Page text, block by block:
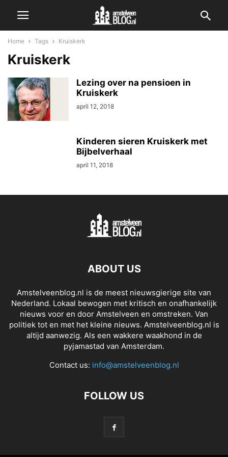
Home Tags Kruiskerk
Kruiskerk
Lezing over na pensioen in
Kruiskerk
april 12, 2018
Kinderen sieren Kruiskerk met
Bijbelverhaal
april 11, 2018
ABOUT US
Amstelveenblog.nl is de meest nieuwsgierige site van
Nederland. Lokaal bewogen met kritisch en onafhankelijk
nieuws voor en door Amstelveen en omstreken. Van
politiek tot en met het kleine nieuws. Amstelveenblog.nl is
altijd aanwezig. Als een wakkere waakhond in de
pyjamastad van Amsterdam.
Contact us: info@amstelveenblog.nl
FOLLOW US